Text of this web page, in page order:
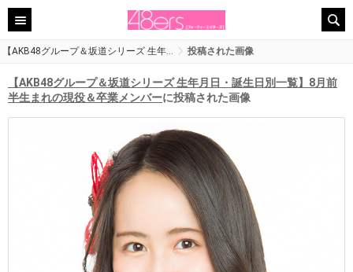
【AKB48グループ＆坂道シリーズ 生年… 投稿された画像
【AKB48グループ＆坂道シリーズ 生年月日・誕生日別一覧】8月前
半生まれの現役＆卒業メンバーに投稿された画像